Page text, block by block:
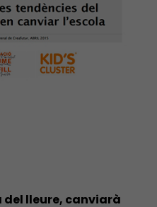
del lleure, canviarà